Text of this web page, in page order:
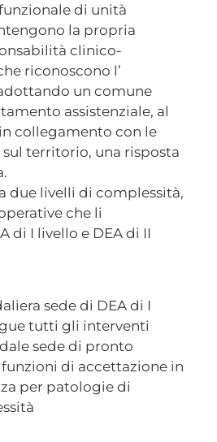
di unità
la propria
clinico-
riconoscono l’
un comune
assistenziale, al
collegamento con le
territorio, una risposta
due livelli di complessità,
che li
di I livello e DEA di II
sede di DEA di I
tutti gli interventi
sede di pronto
di accettazione in
per patologie di